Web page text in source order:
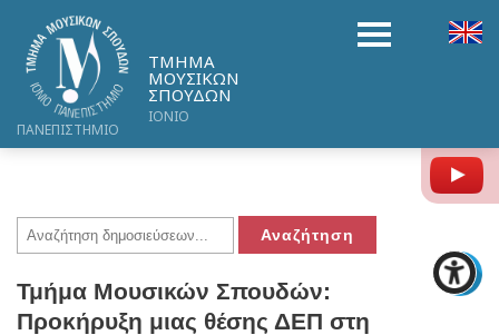
ΤΜΗΜΑ
ΜΟΥΣΙΚΩΝ
ΣΠΟΥΔΩΝ
ΙΟΝΙΟ
ΠΑΝΕΠΙΣΤΗΜΙΟ
Τμήμα Μουσικών Σπουδών:
Προκήρυξη μιας θέσης ΔΕΠ στη